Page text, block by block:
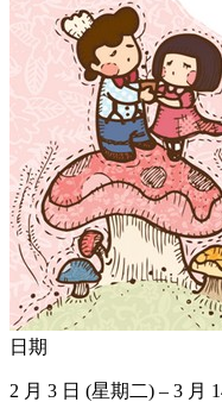
日期
2 月 3 日 (星期二) – 3 月